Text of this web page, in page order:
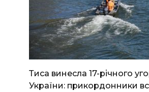
Тиса винесла 17-річного
України: прикордонники